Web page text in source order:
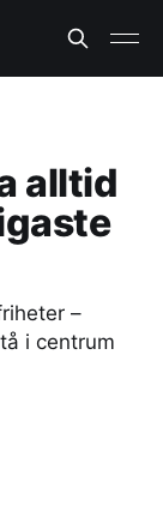
alltid
–
i centrum